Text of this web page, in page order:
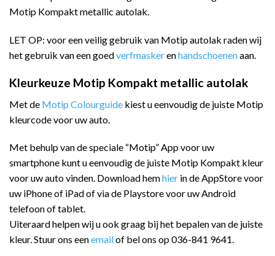
Motip Kompakt metallic autolak.
LET OP: voor een veilig gebruik van Motip autolak raden wij
het gebruik van een goedverfmaskerenhandschoenenaan.
Kleurkeuze Motip Kompakt metallic autolak
Met de Motip Colourguide kiest u eenvoudig de juiste Motip
kleurcode voor uw auto.
Met behulp van de speciale “Motip” App voor uw
smartphone kunt u eenvoudig de juiste Motip Kompakt kleur
voor uw auto vinden. Download hemhier in de AppStore voor
uw iPhone of iPad of via de Playstore voor uw Android
telefoon of tablet.
Uiteraard helpen wij u ook graag bij het bepalen van de juiste
kleur. Stuur ons eenemailof bel ons op 036-841 9641.